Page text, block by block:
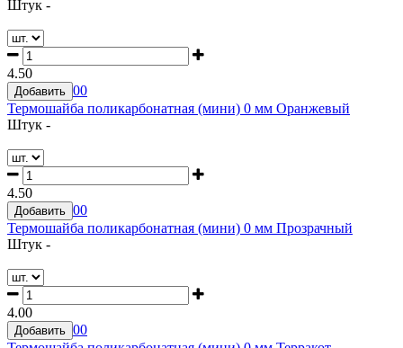
Штук -
4.50
Добавить 00
Термошайба поликарбонатная (мини) 0 мм Оранжевый
Штук -
4.50
Добавить 00
Термошайба поликарбонатная (мини) 0 мм Прозрачный
Штук -
4.00
Добавить 00